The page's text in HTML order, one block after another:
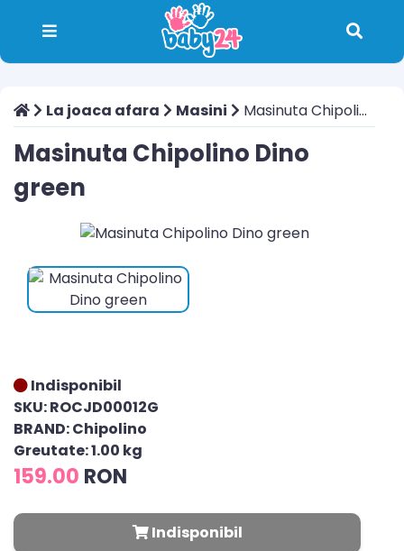
La joaca afara Masini Masinuta Chipolino Dino green
Masinuta Chipolino Dino
green
Indisponibil
SKU: ROCJD00012G
BRAND: Chipolino
Greutate: 1.00 kg
159.00 RON
Indisponibil